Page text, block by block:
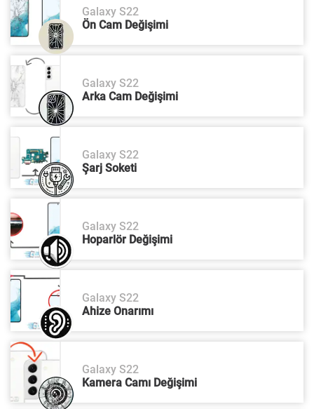
Galaxy S22
Ön Cam Değişimi
Galaxy S22
Arka Cam Değişimi
Galaxy S22
Şarj Soketi
Galaxy S22
Hoparlör Değişimi
Galaxy S22
Ahize Onarımı
Galaxy S22
Kamera Camı Değişimi